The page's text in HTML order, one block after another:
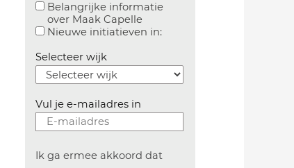
Belangrijke informatie
over Maak Capelle
Aanvinken om belangrijke informatie over
Nieuwe initiatieven in:Aanvinken om
Selecteer wijk
Vul je e-mailadres in
Ik ga ermee akkoord dat